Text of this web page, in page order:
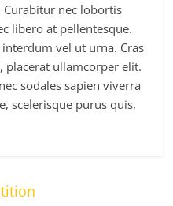
nec lobortis
libero at pellentesque.
vel ut urna. Cras
placerat ullamcorper elit.
sodales sapien viverra
scelerisque purus quis,